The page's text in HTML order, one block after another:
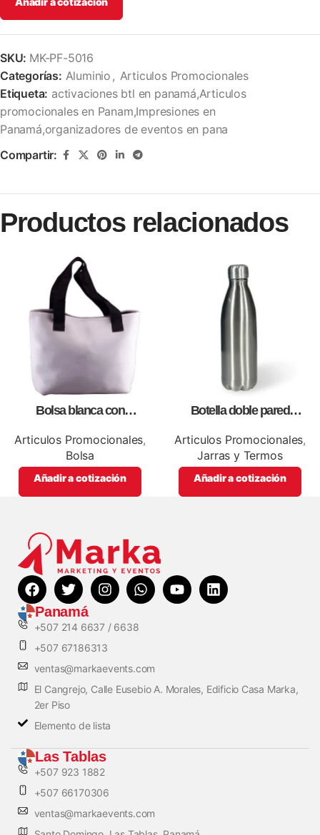
SKU: MK-PF-5016
Categorías: Aluminio , Articulos Promocionales
Etiqueta: activaciones btl en panamá,Articulos
promocionales en Panam,Impresiones en
Panamá,organizadores de eventos en pana
Compartir:
Productos relacionados
Bolsa blanca con
promocionales
Articulos Promocionales,
Bolsa
Añadir a cotización
Botella doble pared
Articulos Promocionales,
Jarras y Termos
Añadir a cotización
Panamá
+507 214 6637 / 6638
+507 67186313
ventas@markaevents.com
El Cangrejo, Calle Eusebio A. Morales, Edificio Casa Marka,
2er Piso
Elemento de lista
Las Tablas
+507 923 1882
+507 66170306
ventas@markaevents.com